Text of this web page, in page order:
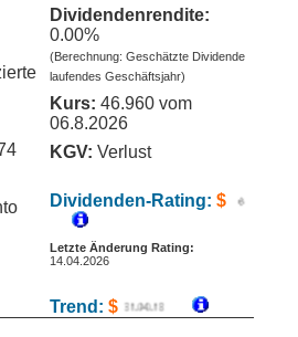
Dividendenrendite:
0.00%
(Berechnung: Geschätzte Dividende
laufendes Geschäftsjahr)
Kurs: 46.960 vom
06.8.2026
KGV: Verlust
Dividenden-Rating: $
Letzte Änderung Rating:
14.04.2026
Trend: $